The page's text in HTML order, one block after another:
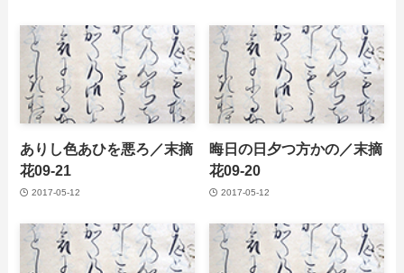
ありし色あひを悪ろ／末摘
花09-21
2017-05-12
晦日の日夕つ方かの／末摘
花09-20
2017-05-12